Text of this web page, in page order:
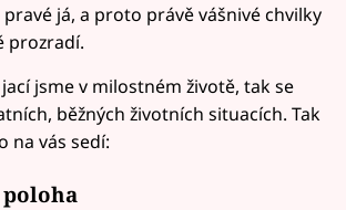
já, a proto právě vášnivé chvilky
prozradí.
jsme v milostném životě, tak se
běžných životních situacích. Tak
na vás sedí: